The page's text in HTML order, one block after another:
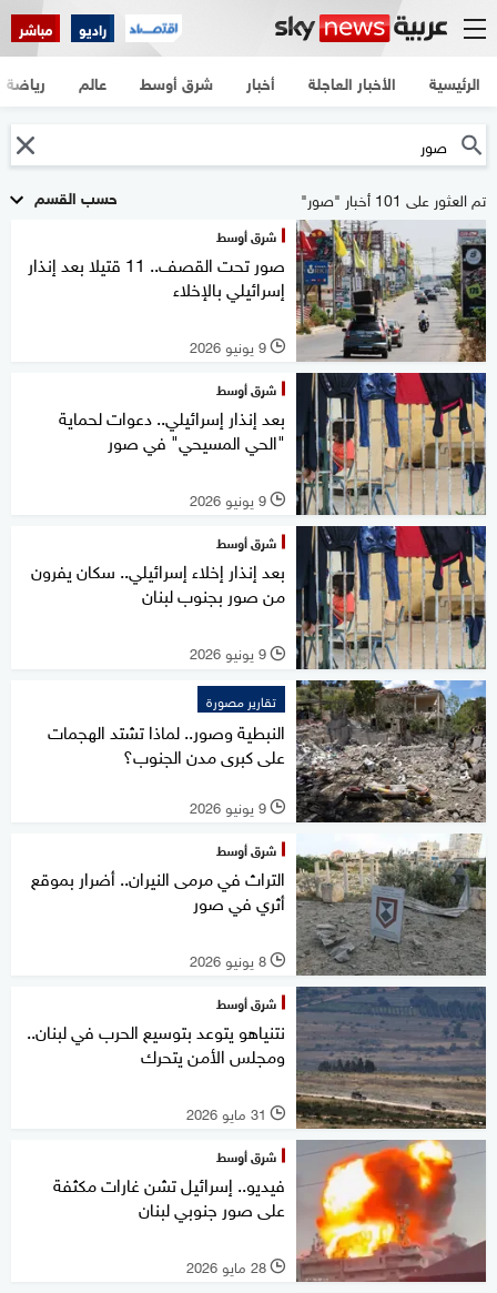
راديو مباشر
الرئيسية الأخبار العاجلة أخبار شرق أوسط عالم رياضة
حسب القسم تم العثور على 101 أخبار "صور"
شرق أوسط
صور تحت القصف.. 11 قتيلا بعد إنذار
إسرائيلي بالإخلاء
l 9 يونيو 2026
شرق أوسط
بعد إنذار إسرائيلي.. دعوات لحماية
"الحي المسيحي" في صور
l 9 يونيو 2026
شرق أوسط
بعد إنذار إخلاء إسرائيلي.. سكان يفرون
من صور بجنوب لبنان
l 9 يونيو 2026
تقارير مصورة
النبطية وصور.. لماذا تشتد الهجمات
على كبرى مدن الجنوب؟
l 9 يونيو 2026
شرق أوسط
التراث في مرمى النيران.. أضرار بموقع
أثري في صور
l 8 يونيو 2026
شرق أوسط
نتنياهو يتوعد بتوسيع الحرب في لبنان..
ومجلس الأمن يتحرك
l 31 مايو 2026
شرق أوسط
فيديو.. إسرائيل تشن غارات مكثفة
على صور جنوبي لبنان
l 28 مايو 2026